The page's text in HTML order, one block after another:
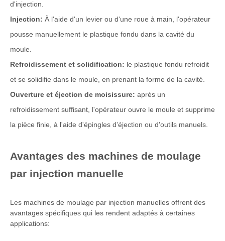
d'injection.
Injection: À l'aide d'un levier ou d'une roue à main, l'opérateur
pousse manuellement le plastique fondu dans la cavité du
moule.
Refroidissement et solidification: le plastique fondu refroidit
et se solidifie dans le moule, en prenant la forme de la cavité.
Ouverture et éjection de moisissure: après un
refroidissement suffisant, l'opérateur ouvre le moule et supprime
la pièce finie, à l'aide d'épingles d'éjection ou d'outils manuels.
Avantages des machines de moulage
par injection manuelle
Les machines de moulage par injection manuelles offrent des
avantages spécifiques qui les rendent adaptés à certaines
applications: